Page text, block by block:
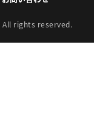
All rights reserved.